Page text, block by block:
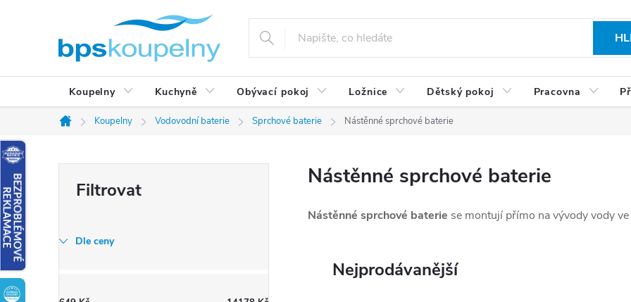
Koupelny Kuchyně Obývací pokoj Ložnice Dětský pokoj Pracovna
Domů
Koupelny Vodovodní baterie Sprchové baterie Nástěnné sprchové baterie
t
Dle ceny
Nástěnné sprchové baterie
Nástěnné sprchové baterie se montují přímo na vývody vody
Nejprodávanější